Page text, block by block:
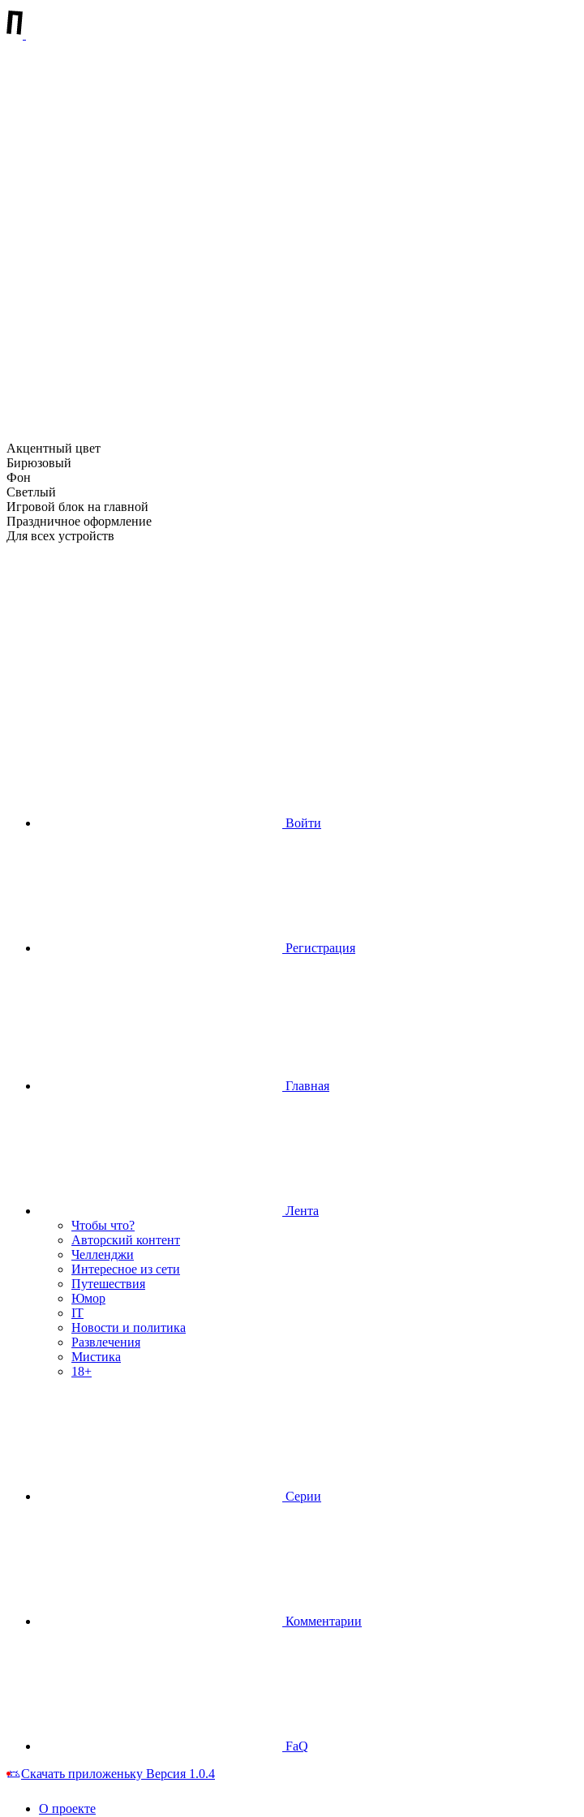
Акцентный цвет
Бирюзовый
Фон
Светлый
Игровой блок на главной
Праздничное оформление
Для всех устройств
Войти
Регистрация
Главная
Лента
Чтобы что?
Авторский контент
Челленджи
Интересное из сети
Путешествия
Юмор
IT
Новости и политика
Развлечения
Мистика
18+
Серии
Комментарии
FaQ
Скачать приложеньку Версия 1.0.4
О проекте